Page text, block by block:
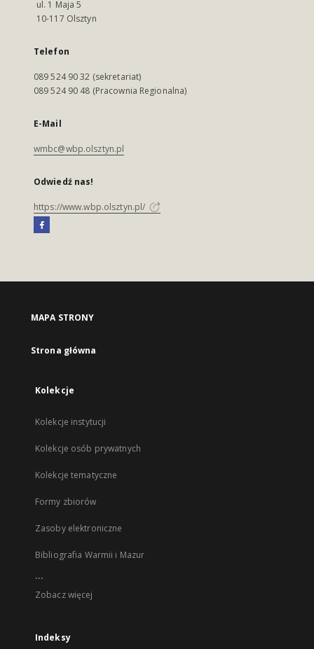
ul. 1 Maja 5
10-117 Olsztyn
Telefon
089 524 90 32 (sekretariat)
089 524 90 48 (Pracownia Regionalna)
E-Mail
wmbc@wbp.olsztyn.pl
Odwiedź nas!
https://www.wbp.olsztyn.pl/
MAPA STRONY
Strona główna
Kolekcje
Kolekcje instytucji
Kolekcje osób prywatnych
Kolekcje tematyczne
Formy zbiorów
Zasoby elektroniczne
Bibliografia Warmii i Mazur
...
Zobacz więcej
Indeksy